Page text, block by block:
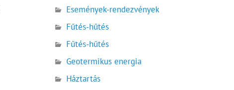
Események-rendezvények
Fűtés-hűtés
Fűtés-hűtés
Geotermikus energia
Háztartás